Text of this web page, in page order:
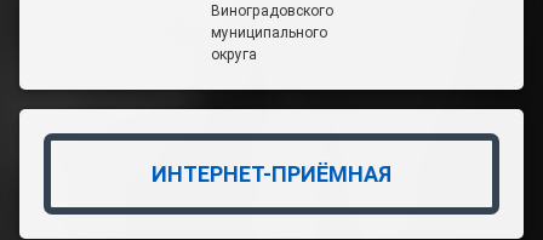
Виноградовского
муниципального
округа
ИНТЕРНЕТ-ПРИЁМНАЯ